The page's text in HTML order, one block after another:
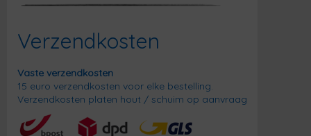
Verzendkosten
Vaste verzendkosten
15 euro verzendkosten voor elke bestelling.
Verzendkosten platen hout / schuim op aanvraag